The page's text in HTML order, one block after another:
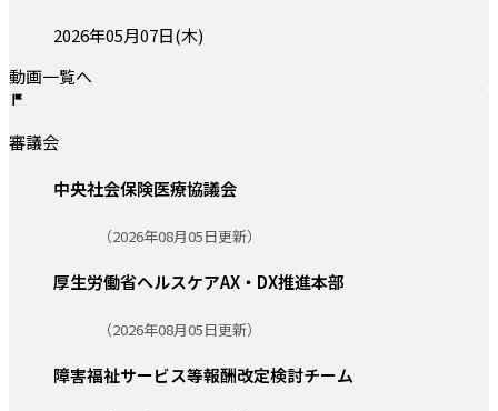
投稿日:2026年05月07日(木)
動画一覧へ
審議会
中央社会保険医療協議会
（2026年08月05日更新）
厚生労働省ヘルスケアAX・DX推進本部
（2026年08月05日更新）
障害福祉サービス等報酬改定検討チーム